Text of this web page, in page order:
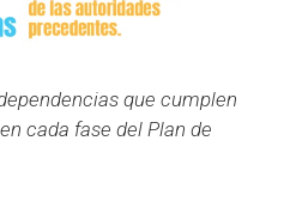
que cumplen
cada fase del Plan de